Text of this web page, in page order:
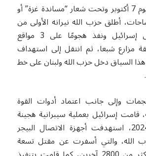
بعد هجوم حماس يوم 7 أكتوبر وتحت شعار “مساندة غزة” أو
أطلق حزب الله نيرانه الأولى من
جبهة الجنوب على إسرائيل ونفذ هجومًا على 3 مواقع
مزارع شبعا، ثم انتقل إلى استهداف
السياق دخل حزب الله ولبنان على خط
وإلى جانب اعتماد أدوات القوة
قامت إسرائيل بعملية سيبرانية هجينة
يوم 17 سبتمبر 2024، استهدفت أجهزة الاتصال البيجر
الله، والتي أسفرت عن مقتل تسعة